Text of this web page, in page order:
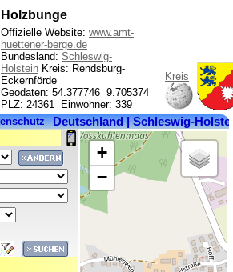
Holzbunge
Offizielle Website: www.amt-
huettener-berge.de
Bundesland: Schleswig-
Holstein Kreis: Rendsburg-
Eckernförde
Geodaten: 54.377746 9.705374
PLZ: 24361 Einwohner: 339
Kreis